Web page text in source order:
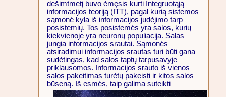
dešimtmetį buvo ėmęsis kurti Integruotąją
informacijos teoriją (ITT), pagal kurią sistemos
sąmonė kyla iš informacijos judėjimo tarp
posistemių. Tos posistemės yra salos, kurių
kiekvienoje yra neuronų populiacija. Salas
jungia informacijos srautai. Sąmonės
atsiradimui informacijos srautas turi būti gana
sudėtingas, kad salos taptų tarpusavyje
priklausomos. Informacijos srauto iš vienos
salos pakeitimas turėtų pakeisti ir kitos salos
būseną. Iš esmės, taip galima suteikti